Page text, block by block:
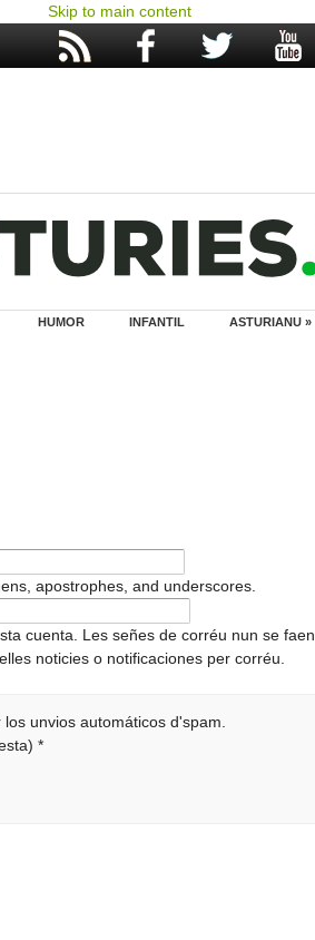
Skip to main content
HUMOR INFANTIL ASTURIANU »
apostrophes, and underscores.
cuenta. Les señes de corréu nun se faen
noticies o notificaciones per corréu.
unvios automáticos d'spam.
*